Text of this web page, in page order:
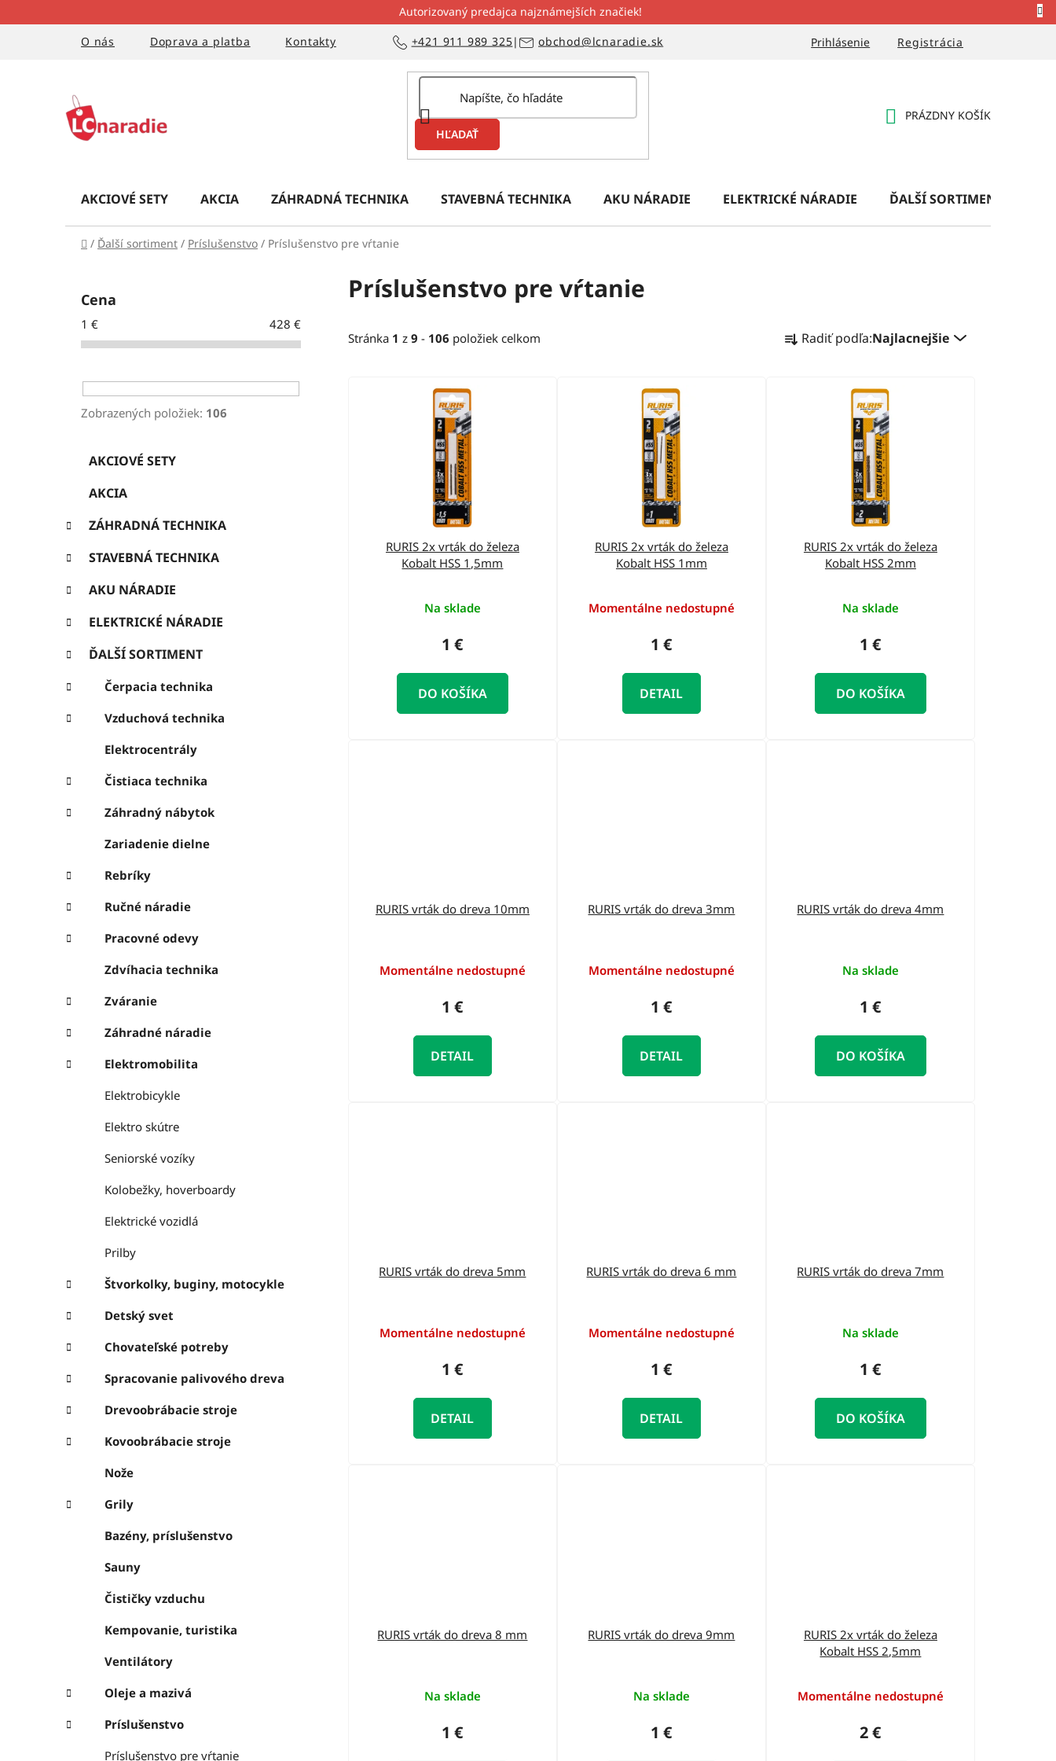
na
Autorizovaný predajca najznámejších značiek!
O nás
Doprava a platba Kontakty Prihlásenie Registrácia
+421 911 989 325| obchod@lcnaradie.sk
HĽADAŤ
PRÁZDNY KOŠÍK
AKCIOVÉ SETY AKCIA ZÁHRADNÁ TECHNIKA STAVEBNÁ TECHNIKA AKU NÁRADIE ELEKTRICKÉ NÁRADIE ĎALŠÍ SORTIMENT
Domov
/ Ďalší sortiment / Príslušenstvo / Príslušenstvo pre vŕtanie
Cena
1 € 428 €
Zobrazených položiek: 106
kategórie
g
r
e
AKCIOVÉ SETY
AKCIA
ZÁHRADNÁ TECHNIKA
STAVEBNÁ TECHNIKA
AKU NÁRADIE
ELEKTRICKÉ NÁRADIE
ĎALŠÍ SORTIMENT
Čerpacia technika
Vzduchová technika
Elektrocentrály
Čistiaca technika
Záhradný nábytok
Zariadenie dielne
Rebríky
Ručné náradie
Pracovné odevy
Zdvíhacia technika
Zváranie
Záhradné náradie
Elektromobilita
Elektrobicykle
Elektro skútre
Seniorské vozíky
Kolobežky, hoverboardy
Elektrické vozidlá
Prilby
Štvorkolky, buginy, motocykle
Detský svet
Chovateľské potreby
Spracovanie palivového dreva
Drevoobrábacie stroje
Kovoobrábacie stroje
Nože
Grily
Bazény, príslušenstvo
Sauny
Čističky vzduchu
Kempovanie, turistika
Ventilátory
Oleje a mazivá
Príslušenstvo
Príslušenstvo pre vŕtanie
Príslušenstvo pre vŕtanie
Stránka 1 z 9 - 106 položiek celkom R
a Radiť podľa:Najlacnejšie
RURIS 2x vrták do železa
Kobalt HSS 1,5mm
Na sklade
1 €
DO KOŠÍKA
RURIS 2x vrták do železa
Kobalt HSS 1mm
Momentálne nedostupné
1 €
DETAIL
RURIS 2x vrták do železa
Kobalt HSS 2mm
Na sklade
1 €
DO KOŠÍKA
RURIS vrták do dreva 10mm
Momentálne nedostupné
1 €
DETAIL
RURIS vrták do dreva 3mm
Momentálne nedostupné
1 €
DETAIL
RURIS vrták do dreva 4mm
Na sklade
1 €
DO KOŠÍKA
RURIS vrták do dreva 5mm
Momentálne nedostupné
1 €
DETAIL
RURIS vrták do dreva 6 mm
Momentálne nedostupné
1 €
DETAIL
RURIS vrták do dreva 7mm
Na sklade
1 €
DO KOŠÍKA
RURIS vrták do dreva 8 mm
Na sklade
1 €
RURIS vrták do dreva 9mm
Na sklade
1 €
RURIS 2x vrták do železa
Kobalt HSS 2,5mm
Momentálne nedostupné
2 €